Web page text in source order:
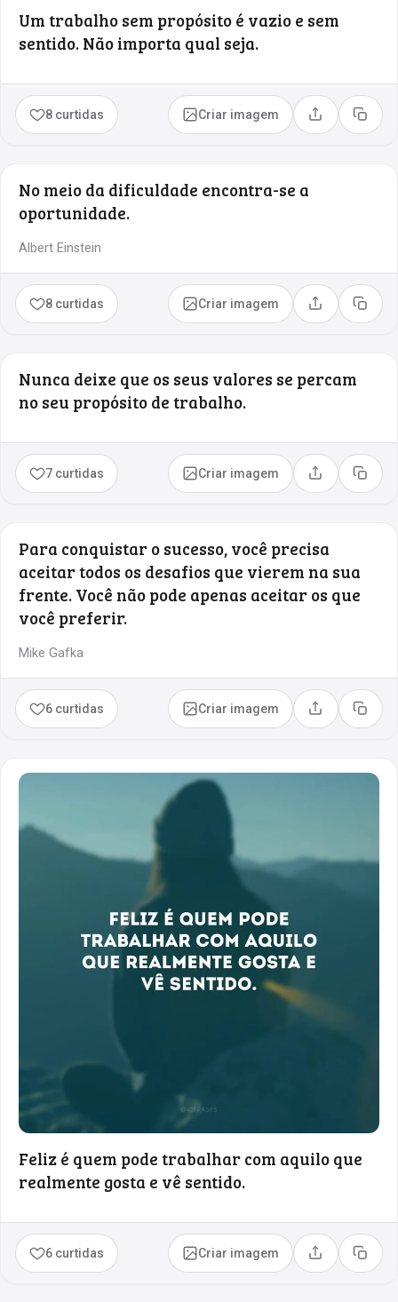
Um trabalho sem propósito é vazio e sem
sentido. Não importa qual seja.
8 curtidas Criar imagem Compartilhar
Copiar
No meio da dificuldade encontra-se a
oportunidade.
Albert Einstein
8 curtidas Criar imagem Compartilhar
Copiar
Nunca deixe que os seus valores se percam
no seu propósito de trabalho.
7 curtidas Criar imagem Compartilhar
Copiar
Para conquistar o sucesso, você precisa
aceitar todos os desafios que vierem na sua
frente. Você não pode apenas aceitar os que
você preferir.
Mike Gafka
6 curtidas Criar imagem Compartilhar
Copiar
Feliz é quem pode trabalhar com aquilo que
realmente gosta e vê sentido.
6 curtidas Criar imagem Compartilhar
Copiar